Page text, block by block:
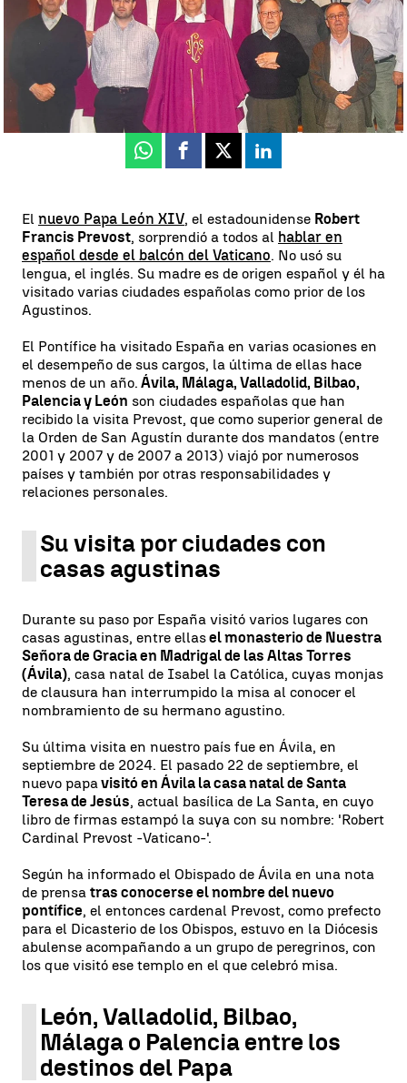
Laura Simón
Publicado:09 de mayo de 2025, 08:32
Whatsapp
Facebook
X Linkedin
El nuevo Papa León XIV, el estadounidense Robert
Francis Prevost, sorprendió a todos al hablar en
español desde el balcón del Vaticano. No usó su
lengua, el inglés. Su madre es de origen español y él ha
visitado varias ciudades españolas como prior de los
Agustinos.
El Pontífice ha visitado España en varias ocasiones en
el desempeño de sus cargos, la última de ellas hace
menos de un año. Ávila, Málaga, Valladolid, Bilbao,
Palencia y León son ciudades españolas que han
recibido la visita Prevost, que como superior general de
la Orden de San Agustín durante dos mandatos (entre
2001 y 2007 y de 2007 a 2013) viajó por numerosos
países y también por otras responsabilidades y
relaciones personales.
Su visita por ciudades con
casas agustinas
Durante su paso por España visitó varios lugares con
casas agustinas, entre ellasel monasterio de Nuestra
Señora de Gracia en Madrigal de las Altas Torres
(Ávila), casa natal de Isabel la Católica, cuyas monjas
de clausura han interrumpido la misa al conocer el
nombramiento de su hermano agustino.
Su última visita en nuestro país fue en Ávila, en
septiembre de 2024. El pasado 22 de septiembre, el
nuevo papavisitó en Ávila la casa natal de Santa
Teresa de Jesús, actual basílica de La Santa, en cuyo
libro de firmas estampó la suya con su nombre: 'Robert
Cardinal Prevost -Vaticano-'.
Según ha informado el Obispado de Ávila en una nota
de prensa tras conocerse el nombre del nuevo
pontífice, el entonces cardenal Prevost, como prefecto
para el Dicasterio de los Obispos, estuvo en la Diócesis
abulense acompañando a un grupo de peregrinos, con
los que visitó ese templo en el que celebró misa.
León, Valladolid, Bilbao,
Málaga o Palencia entre los
destinos del Papa